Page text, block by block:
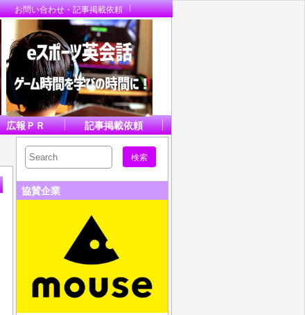
お問い合わせ・記事掲載依頼
広報ＰＲ
記事掲載依頼
協賛企業